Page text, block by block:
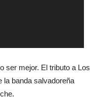
ser mejor. El tributo a Los
la banda salvadoreña